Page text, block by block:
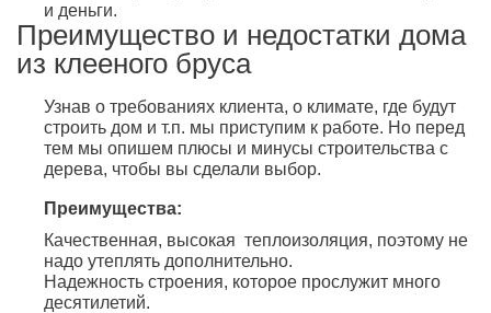
и деньги.
Преимущество и недостатки дома
из клееного бруса
Узнав о требованиях клиента, о климате, где будут
строить дом и т.п. мы приступим к работе. Но перед
тем мы опишем плюсы и минусы строительства с
дерева, чтобы вы сделали выбор.
Преимущества:
Качественная, высокая теплоизоляция, поэтому не
надо утеплять дополнительно.
Надежность строения, которое прослужит много
десятилетий.